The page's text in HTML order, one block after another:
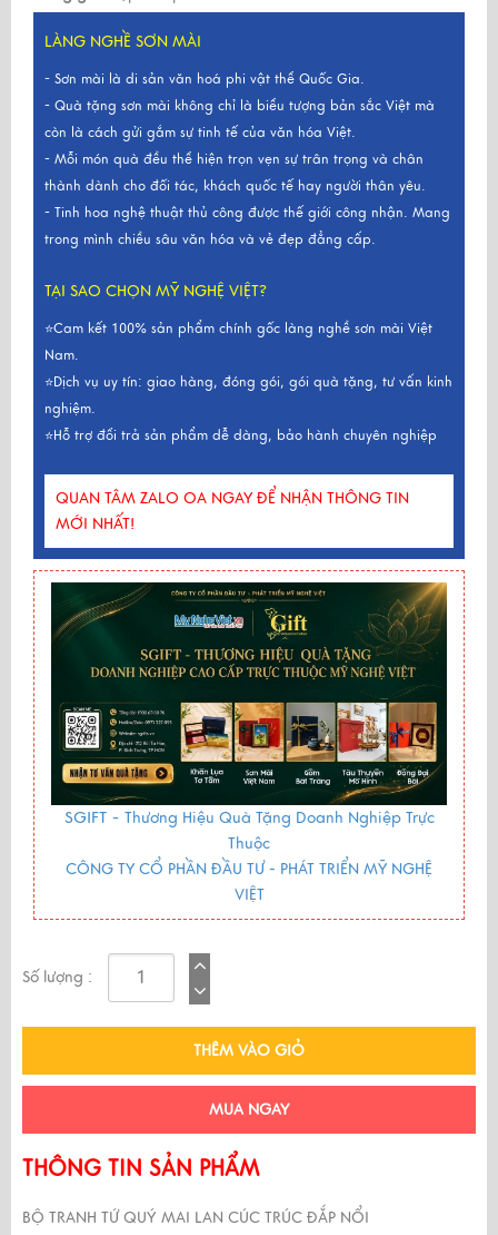
LÀNG NGHỀ SƠN MÀI
- Sơn mài là di sản văn hoá phi vật thể Quốc Gia.
- Quà tặng sơn mài không chỉ là biểu tượng bản sắc Việt mà
còn là cách gửi gắm sự tinh tế của văn hóa Việt.
- Mỗi món quà đều thể hiện trọn vẹn sự trân trọng và chân
thành dành cho đối tác, khách quốc tế hay người thân yêu.
- Tinh hoa nghệ thuật thủ công được thế giới công nhận. Mang
trong mình chiều sâu văn hóa và vẻ đẹp đẳng cấp.
TẠI SAO CHỌN MỸ NGHỆ VIỆT?
⭐Cam kết 100% sản phẩm chính gốc làng nghề sơn mài Việt
Nam.
⭐Dịch vụ uy tín: giao hàng, đóng gói, gói quà tặng, tư vấn kinh
nghiệm.
⭐Hỗ trợ đổi trả sản phẩm dễ dàng, bảo hành chuyên nghiệp
QUAN TÂM ZALO OA NGAY ĐỂ NHẬN THÔNG TIN
MỚI NHẤT!
SGIFT - Thương Hiệu Quà Tặng Doanh Nghiệp Trực
Thuộc
CÔNG TY CỔ PHẦN ĐẦU TƯ - PHÁT TRIỂN MỸ NGHỆ
VIỆT
Số lượng :
THÊM VÀO GIỎ
MUA NGAY
THÔNG TIN SẢN PHẨM
BỘ TRANH TỨ QUÝ MAI LAN CÚC TRÚC ĐẮP NỔI